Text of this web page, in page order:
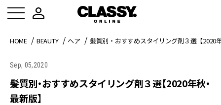
HOME BEAUTY ヘア 髪質別・おすすめスタイリング剤３選【2020
Sep, 05,2020
髪質別・おすすめスタイリング剤３選【2020年秋・
最新版】